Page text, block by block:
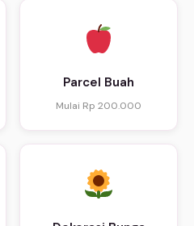
Parcel Buah
Mulai Rp 200.000